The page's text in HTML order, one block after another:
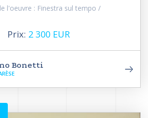
l'oeuvre : Finestra sul tempo /
Prix: 2 300 EUR
Bonetti